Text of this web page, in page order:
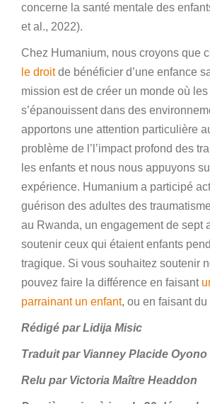
concerne la santé mentale des
et al., 2022).
Chez Humanium, nous croyons que
le droitde bénéficier d’une enfance
mission est de créer un monde où
s’épanouissent dans des
apportons une attention particulière
problème de l’l’impact profond des
les enfants et nous nous appuyons
expérience. Humanium a participé
guérison des adultes des
au Rwanda, un engagement de sept
soutenir ceux qui étaient enfants
tragique. Si vous souhaitez soutenir
pouvez faire la différence en faisant
parrainant un enfant, ou en faisant du
Rédigé par Lidija Misic
Traduit par Vianney Placide Oyono
Relu par Victoria Maître Headdon